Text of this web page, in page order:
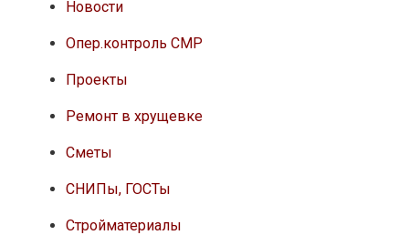
Новости
Опер.контроль СМР
Проекты
Ремонт в хрущевке
Сметы
СНИПы, ГОСТы
Стройматериалы